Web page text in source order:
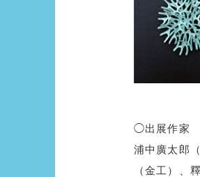
◯出展作家
浦中廣太郎
（金工）、